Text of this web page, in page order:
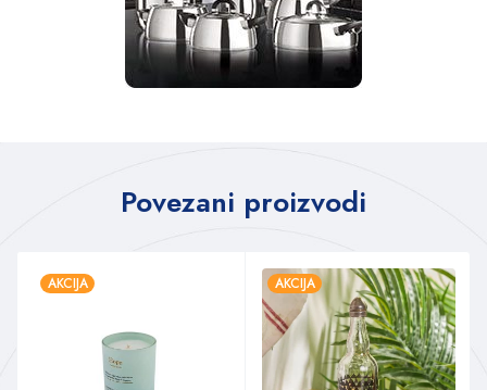
Povezani proizvodi
AKCIJA AKCIJA